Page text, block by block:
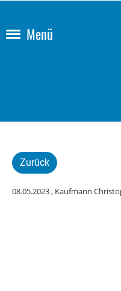
Menü
Zurück
08.05.2023, Kaufmann